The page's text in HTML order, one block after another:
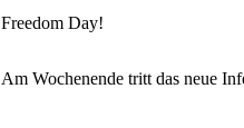
Freedom Day!
Am Wochenende tritt das neue